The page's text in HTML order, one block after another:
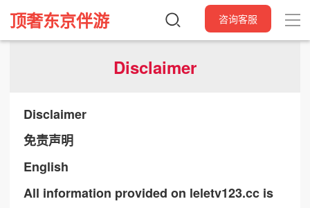
顶奢东京伴游 咨询客服
Disclaimer
Disclaimer
免责声明
English
All information provided on leletv123.cc is